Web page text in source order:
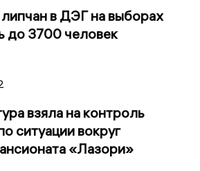
в ДЭГ на выборах
до 3700 человек
взяла на контроль
ситуации вокруг
«Лазори»